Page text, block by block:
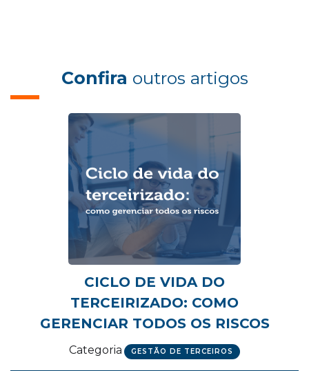
Confira outros artigos
CICLO DE VIDA DO
TERCEIRIZADO: COMO
GERENCIAR TODOS OS RISCOS
Categoria GESTÃO DE TERCEIROS